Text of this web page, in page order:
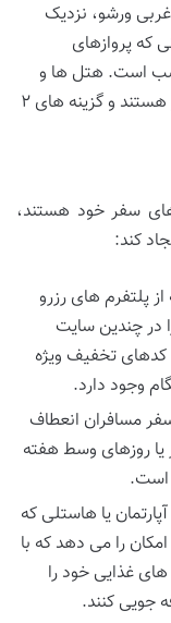
ورشو، نزدیک
که پروازهای
است. هتل ها و
اقامتگاه ها در ولوچی اغلب اقتصادی تر هستند و گزینه های ۲
سفر خود هستند،
کند:
پلتفرم های رزرو
در چندین سایت
کدهای تخفیف ویژه
وجود دارد.
مسافران انعطاف
یا روزهای وسط هفته
است.
یا هاستلی که
را می دهد که با
های غذایی خود را
جویی کنند.